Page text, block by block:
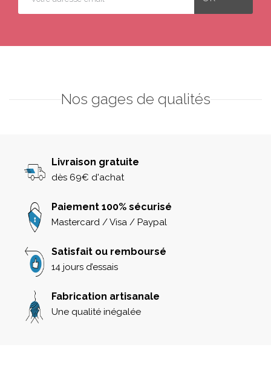
Nos gages de qualités
Livraison gratuite
dès 69€ d'achat
Paiement 100% sécurisé
Mastercard / Visa / Paypal
Satisfait ou remboursé
14 jours d’essais
Fabrication artisanale
Une qualité inégalée